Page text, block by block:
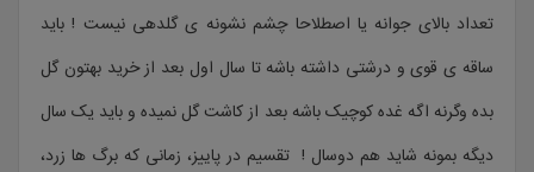
تعداد بالای جوانه یا اصطلاحا چشم نشونه ی گلدهی نیست ! باید
ساقه ی قوی و درشتی داشته باشه تا سال اول بعد از خرید بهتون گل
بده وگرنه اگه غده کوچیک باشه بعد از کاشت گل نمیده و باید یک سال
دیگه بمونه شاید هم دوسال ! تقسیم در پاییز، زمانی که برگ ها زرد،